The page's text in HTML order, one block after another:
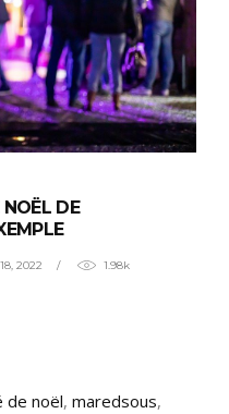
DE
2022 1.98k
de noël, maredsous,